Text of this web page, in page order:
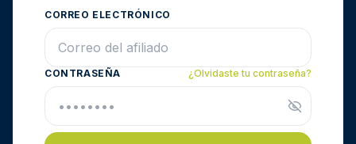
CORREO ELECTRÓNICO
CONTRASEÑA ¿Olvidaste tu contraseña?